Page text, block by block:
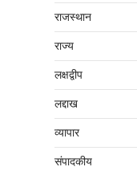
राजस्थान
राज्य
लक्षद्वीप
लद्दाख
व्यापार
संपादकीय